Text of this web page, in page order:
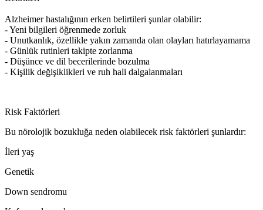
Alzheimer hastalığının erken belirtileri şunlar olabilir:
- Yeni bilgileri öğrenmede zorluk
- Unutkanlık, özellikle yakın zamanda olan olayları hatırlayamama
- Günlük rutinleri takipte zorlanma
- Düşünce ve dil becerilerinde bozulma
- Kişilik değişiklikleri ve ruh hali dalgalanmaları
Risk Faktörleri
Bu nörolojik bozukluğa neden olabilecek risk faktörleri şunlardır:
İleri yaş
Genetik
Down sendromu